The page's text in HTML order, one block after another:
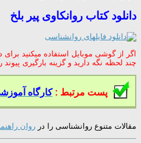
دانلود کتاب روانکاوی پیر بلخ
اگر از گوشی موبایل استفاده میکنید برای
چند لحظه نگه دارید و گزینه بارگیری پیوند
پست مرتبط :کارگاه
مقالات متنوع روانشناسی را در روان